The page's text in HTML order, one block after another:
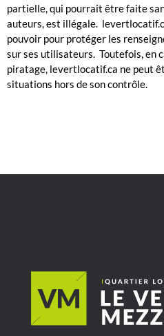
partielle, qui pourrait être faite
auteurs, est illégale.
pouvoir pour protéger les
sur ses utilisateurs. Toutefois, en
piratage, levertlocatif.ca ne peut
situations hors de son contrôle.